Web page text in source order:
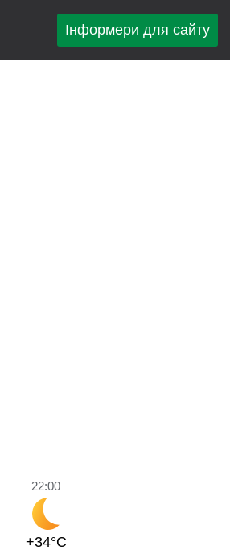
Інформери для сайту
22:00
+34°C